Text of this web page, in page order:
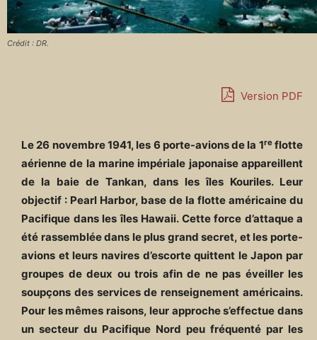
Crédit : DR.
Version PDF
Le 26 novembre 1941, les 6 porte-avions de la 1reflotte
aérienne de la marine impériale japonaise appareillent
de la baie de Tankan, dans les îles Kouriles. Leur
objectif : Pearl Harbor, base de la flotte américaine du
Pacifique dans les îles Hawaii. Cette force d’attaque a
été rassemblée dans le plus grand secret, et les porte-
avions et leurs navires d’escorte quittent le Japon par
groupes de deux ou trois afin de ne pas éveiller les
soupçons des services de renseignement américains.
Pour les mêmes raisons, leur approche s’effectue dans
un secteur du Pacifique Nord peu fréquenté par les